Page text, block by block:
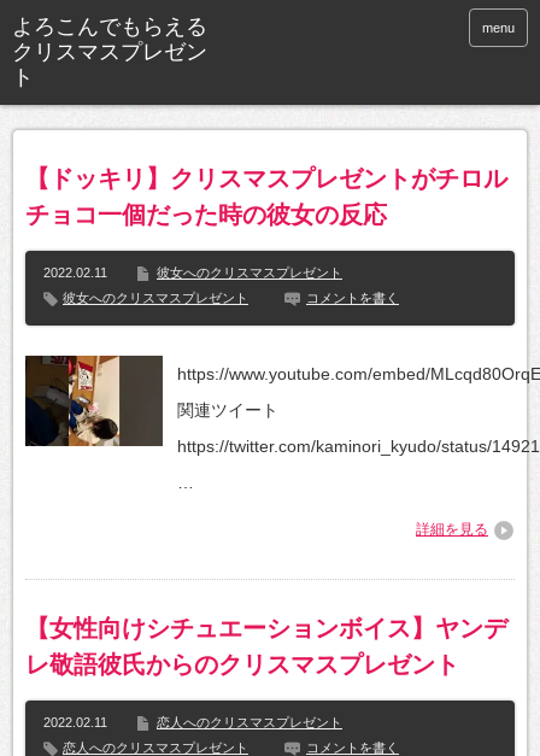
よろこんでもらえる
クリスマスプレゼン
ト
menu
【ドッキリ】クリスマスプレゼントがチロル
チョコ一個だった時の彼女の反応
2022.02.11
彼女へのクリスマスプレゼント
彼女へのクリスマスプレゼント
コメントを書く
https://www.youtube.com/embed/MLcqd80OrqE
関連ツイート
https://twitter.com/kaminori_kyudo/status/
詳細を見る
【女性向けシチュエーションボイス】ヤンデ
レ敬語彼氏からのクリスマスプレゼント
2022.02.11
恋人へのクリスマスプレゼント
恋人へのクリスマスプレゼント
コメントを書く